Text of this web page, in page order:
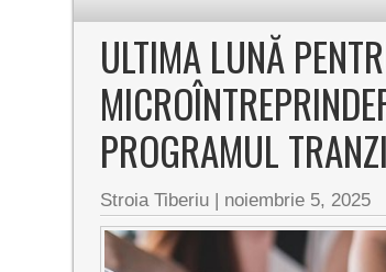
ULTIMA LUNĂ
PROGRAMUL
Stroia Tiberiu | noiembrie 5, 2025